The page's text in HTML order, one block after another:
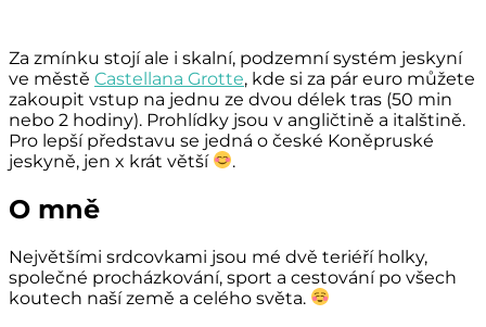
Za zmínku stojí ale i skalní, podzemní systém jeskyní
ve městě Castellana Grotte, kde si za pár euro můžete
zakoupit vstup na jednu ze dvou délek tras (50 min
nebo 2 hodiny). Prohlídky jsou v angličtině a italštině.
Pro lepší představu se jedná o české Koněpruské
jeskyně, jen x krát větší
.
O mně
Největšími srdcovkami jsou mé dvě teriéří holky,
společné procházkování, sport a cestování po všech
koutech naší země a celého světa.